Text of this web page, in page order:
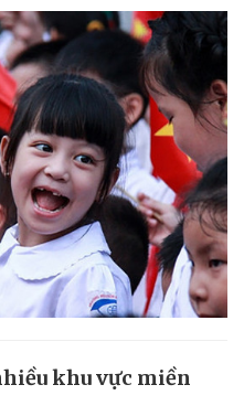
khu vực miền